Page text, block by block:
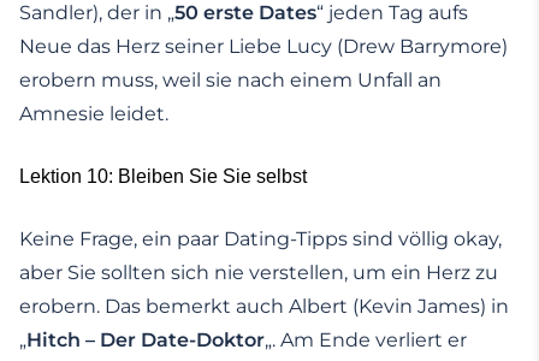
Sandler), der in „50 erste Dates“ jeden Tag aufs
Neue das Herz seiner Liebe Lucy (Drew Barrymore)
erobern muss, weil sie nach einem Unfall an
Amnesie leidet.
Lektion 10: Bleiben Sie Sie selbst
Keine Frage, ein paar Dating-Tipps sind völlig okay,
aber Sie sollten sich nie verstellen, um ein Herz zu
erobern. Das bemerkt auch Albert (Kevin James) in
„Hitch – Der Date-Doktor„. Am Ende verliert er